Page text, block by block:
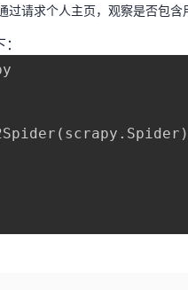
过请求个人主页，观察是否包含